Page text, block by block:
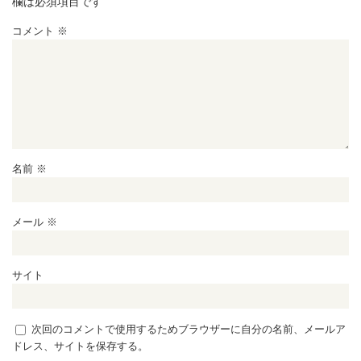
コメント ※
名前 ※
メール ※
サイト
次回のコメントで使用するためブラウザーに自分の名前、メールア
ドレス、サイトを保存する。